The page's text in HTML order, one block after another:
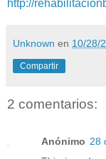
http://
Unknown en 10/28/
Compartir
2 comentarios:
Anónimo 28